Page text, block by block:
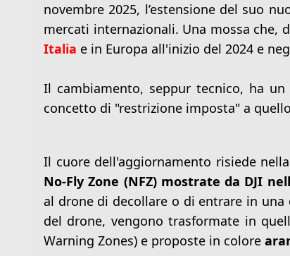
novembre 2025, l’estensione del suo
mercati internazionali. Una mossa
Italia e in Europa all'inizio del 2024 e
Il cambiamento, seppur tecnico, ha
concetto di "restrizione imposta" a
Il cuore dell'aggiornamento risiede
No-Fly Zone (NFZ) mostrate da DJI
al drone di decollare o di entrare in
del drone, vengono trasformate in
Warning Zones) e proposte in colore